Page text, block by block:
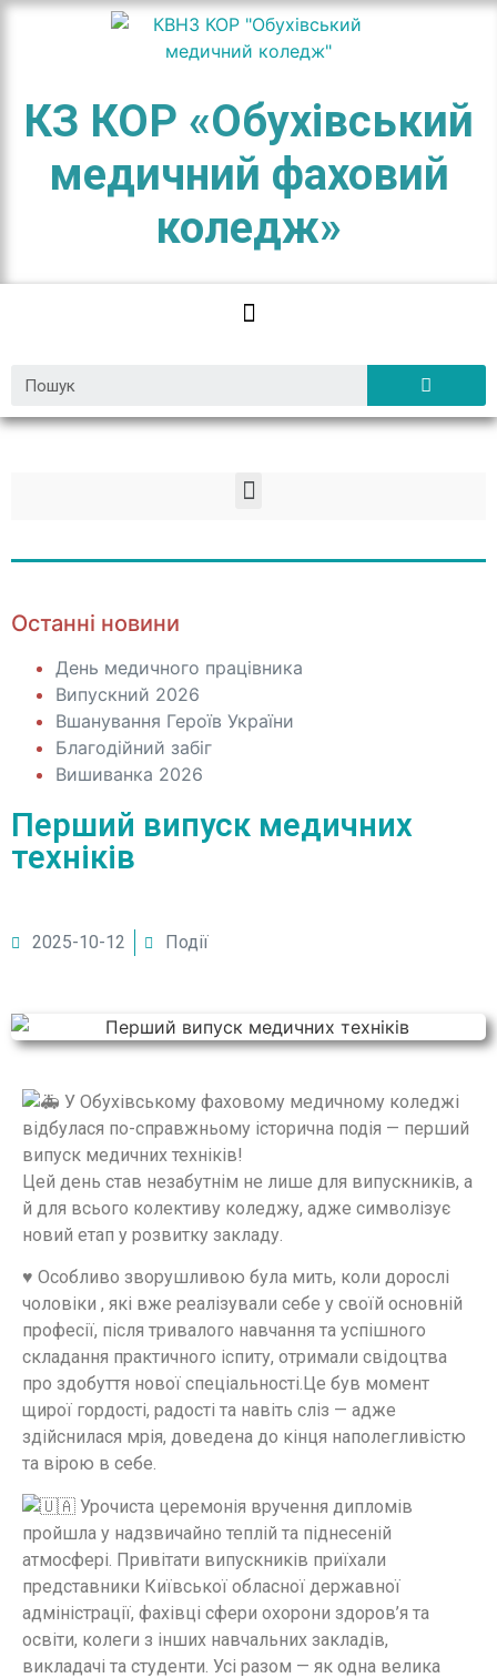
КЗ КОР «Обухівський
медичний фаховий
коледж»
Останні новини
День медичного працівника
Випускний 2026
Вшанування Героїв України
Благодійний забіг
Вишиванка 2026
Перший випуск медичних
техніків
2025-10-12 Події
У Обухівському фаховому медичному коледжі
відбулася по-справжньому історична подія — перший
випуск медичних техніків!
Цей день став незабутнім не лише для випускників, а
й для всього колективу коледжу, адже символізує
новий етап у розвитку закладу.
♥️ Особливо зворушливою була мить, коли дорослі
чоловіки , які вже реалізували себе у своїй основній
професії, після тривалого навчання та успішного
складання практичного іспиту, отримали свідоцтва
про здобуття нової спеціальності.Це був момент
щирої гордості, радості та навіть сліз — адже
здійснилася мрія, доведена до кінця наполегливістю
та вірою в себе.
Урочиста церемонія вручення дипломів
пройшла у надзвичайно теплій та піднесеній
атмосфері. Привітати випускників приїхали
представники Київської обласної державної
адміністрації, фахівці сфери охорони здоров’я та
освіти, колеги з інших навчальних закладів,
викладачі та студенти. Усі разом — як одна велика